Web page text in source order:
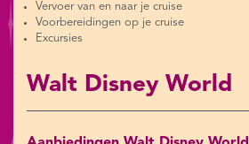
Vervoer van en naar je cruise
Voorbereidingen op je cruise
Excursies
Walt Disney World